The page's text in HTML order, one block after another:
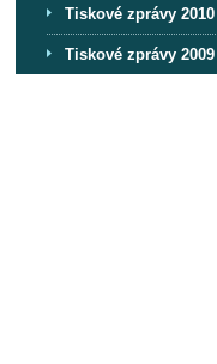
Tiskové zprávy 2010
Tiskové zprávy 2009